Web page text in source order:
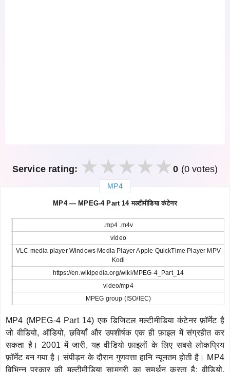
Service rating: 0 (0 votes)
MP4
MP4 — MPEG-4 Part 14 मल्टीमीडिया कंटेनर
.mp4 .m4v
video
VLC media player Windows Media Player Apple QuickTime Player MPV
Kodi
https://en.wikipedia.org/wiki/MPEG-4_Part_14
video/mp4
MPEG group (ISO/IEC)
MP4 (MPEG-4 Part 14) एक डिजिटल मल्टीमीडिया कंटेनर फ़ॉर्मेट है
जो वीडियो, ऑडियो, छवियाँ और उपशीर्षक एक ही फ़ाइल में संग्रहीत कर
सकता है। 2001 में जारी, यह वीडियो फ़ाइलों के लिए सबसे लोकप्रिय
फ़ॉर्मेट बन गया है। संपीड़न के दौरान गुणवत्ता हानि न्यूनतम होती है। MP4
विभिन्न प्रकार की मल्टीमीडिया सामग्री का समर्थन करता है: वीडियो,